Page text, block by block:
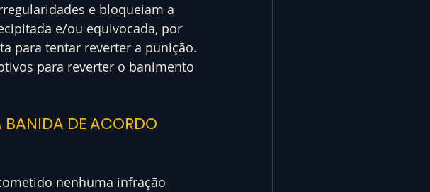
e bloqueiam a
e/ou equivocada, por
para tentar reverter a punição.
para reverter o banimento
BANIDA DE ACORDO
nenhuma infração